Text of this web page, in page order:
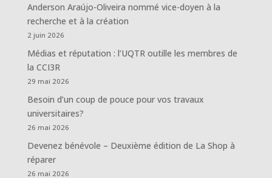
Anderson Araújo-Oliveira nommé vice-doyen à la
recherche et à la création
2 juin 2026
Médias et réputation : l’UQTR outille les membres de
la CCI3R
29 mai 2026
Besoin d’un coup de pouce pour vos travaux
universitaires?
26 mai 2026
Devenez bénévole – Deuxième édition de La Shop à
réparer
26 mai 2026